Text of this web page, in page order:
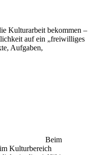
Kulturarbeit bekommen –
auf ein „freiwilliges
Aufgaben,
Beim
Kulturbereich